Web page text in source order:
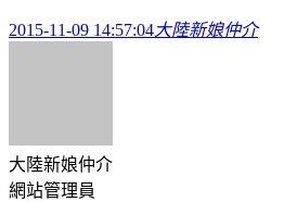
2015-11-09 14:57:04大陸新娘仲介
大陸新娘仲介
網站管理員